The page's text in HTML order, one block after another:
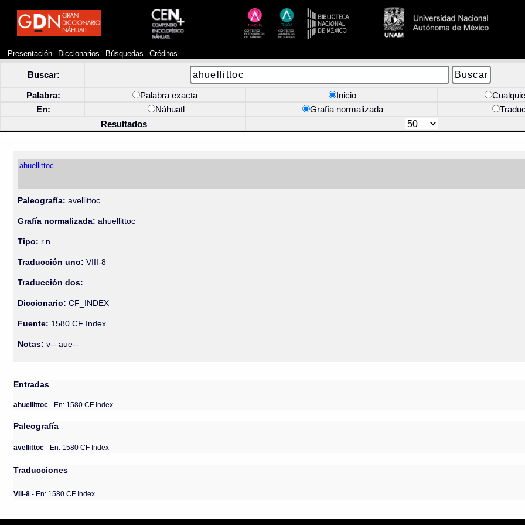
Presentación Diccionarios Búsquedas Créditos
Buscar:
Palabra: Palabra exacta Inicio
En:
Náhuatl Grafía normalizada
Resultados
ahuellittoc
Paleografía: avellittoc
Grafía normalizada: ahuellittoc
Tipo: r.n.
Traducción uno: VIII-8
Traducción dos:
Diccionario:CF_INDEX
Fuente: 1580 CF Index
Notas: v-- aue--
Entradas
ahuellittoc- En: 1580 CF Index
Paleografía
avellittoc - En: 1580 CF Index
Traducciones
VIII-8 - En: 1580 CF Index